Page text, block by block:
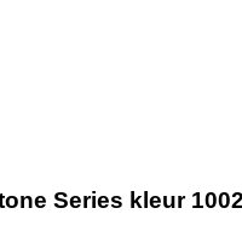
Series kleur